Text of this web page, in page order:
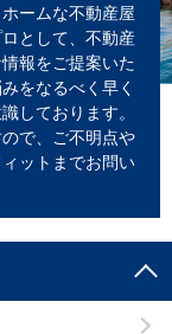
ームな不動産屋
として、不動産
報をご提案いた
をなるべく早く
しております。
で、ご不明点や
ットまでお問い